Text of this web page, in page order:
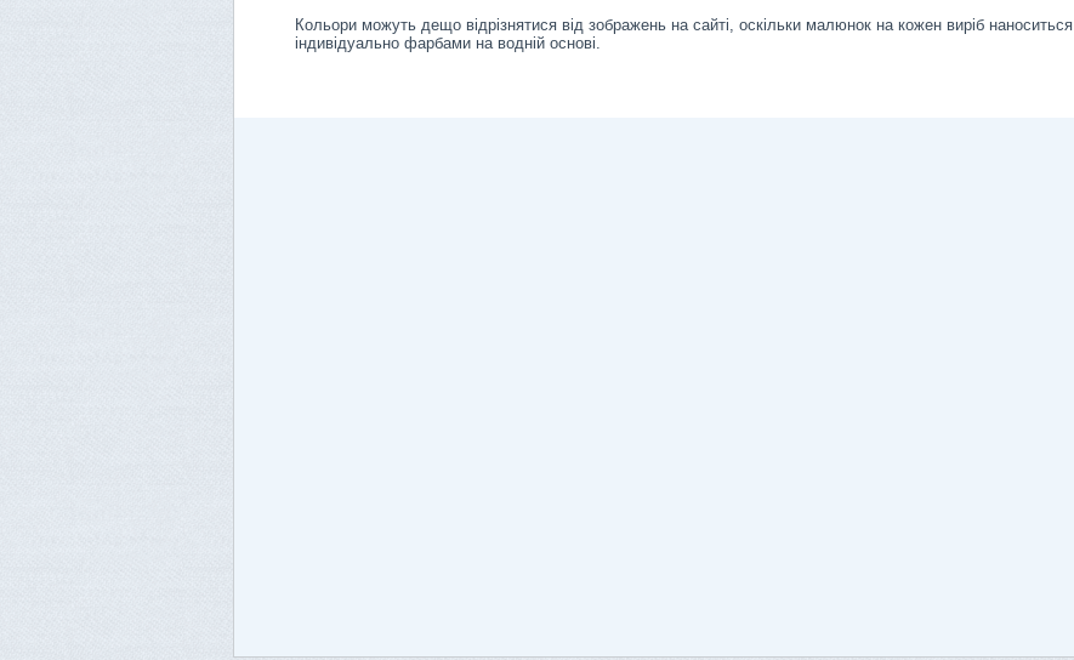
Кольори можуть дещо відрізнятися від зображень на сайті, оскільки малюнок на кожен виріб наноситься
індивідуально фарбами на водній основі.